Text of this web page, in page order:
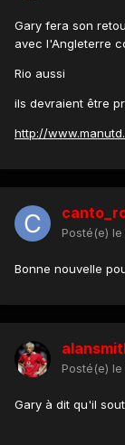
Gary fera son
avec l'Angleterre
Rio aussi
ils devraient être
http://
Posté(e)
Bonne nouvelle
Posté(e)
Gary à dit qu'il